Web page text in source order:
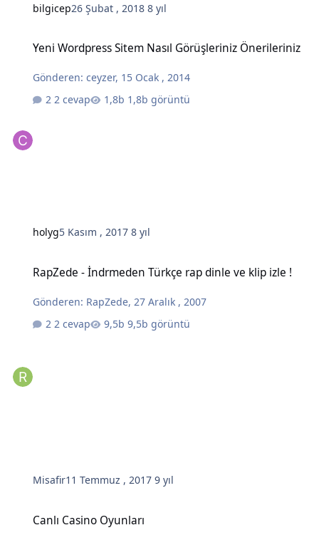
bilgicep26 Şubat , 20188 yıl
Yeni Wordpress Sitem Nasıl Görüşleriniz Önerileriniz
Gönderen:ceyzer, 15 Ocak , 2014
2 cevap
1,8b görüntü
holyg5 Kasım , 20178 yıl
RapZede - İndrmeden Türkçe rap dinle ve klip izle !
Gönderen: RapZede, 27 Aralık , 2007
2 cevap
9,5b görüntü
Misafir11 Temmuz , 20179 yıl
Canlı Casino Oyunları